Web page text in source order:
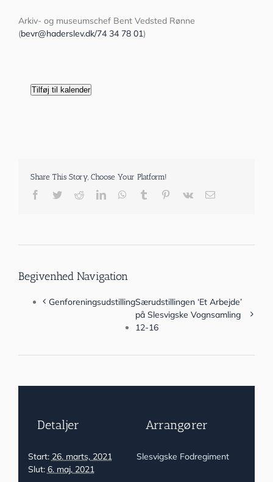
Arkiv- og museumschef Bent Vedsted Rønne
(bevr@haderslev.dk/74 34 78 01)
Tilføj til kalender
Share This Story, Choose Your Platform!
Facebook
TwitterRedditLinkedInWhatsApp
Tumblr Pinterest
Vk
E-
Begivenhed Navigation
GenforeningsudstillingSærudstillingen ‘Et Arbejde’
på Slesvigske Vognsamling
12-16
Detaljer
Start: 26. marts, 2021
Slut: 6. maj, 2021
Arrangører
Slesvigske Fodregiment